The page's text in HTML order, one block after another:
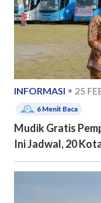
INFORMASI 25
6 Menit Baca
Mudik Gratis
Ini Jadwal, 20
Pendaftarannya